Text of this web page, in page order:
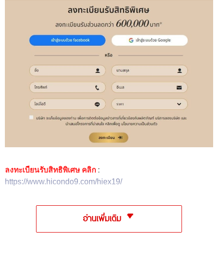
ลงทะเบียนรับสิทธิพิเศษ คลิก :
https://www.hicondo9.com/hiex19/
อ่านเพิ่มเติม